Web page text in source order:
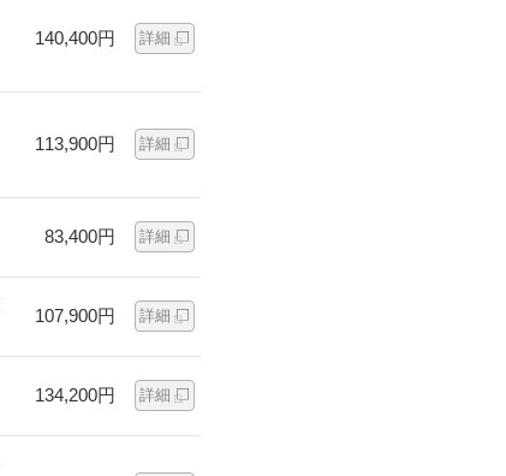
140,400円 詳細
113,900円 詳細
83,400円 詳細
107,900円 詳細
134,200円 詳細